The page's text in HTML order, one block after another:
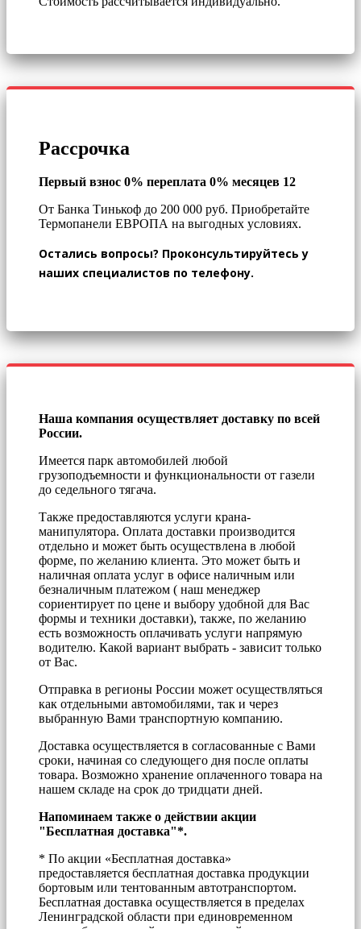
Рассрочка
Первый взнос 0% переплата 0% месяцев 12
От Банка Тинькоф до 200 000 руб. Приобретайте
Термопанели ЕВРОПА на выгодных условиях.
Остались вопросы? Проконсультируйтесь у
наших специалистов по телефону.
Наша компания осуществляет доставку по всей
России.
Имеется парк автомобилей любой
грузоподъемности и функциональности от газели
до седельного тягача.
Также предоставляются услуги крана-
манипулятора. Оплата доставки производится
отдельно и может быть осуществлена в любой
форме, по желанию клиента. Это может быть и
наличная оплата услуг в офисе наличным или
безналичным платежом ( наш менеджер
сориентирует по цене и выбору удобной для Вас
формы и техники доставки), также, по желанию
есть возможность оплачивать услуги напрямую
водителю. Какой вариант выбрать - зависит только
от Вас.
Отправка в регионы России может осуществляться
как отдельными автомобилями, так и через
выбранную Вами транспортную компанию.
Доставка осуществляется в согласованные с Вами
сроки, начиная со следующего дня после оплаты
товара. Возможно хранение оплаченного товара на
нашем складе на срок до тридцати дней.
Напоминаем также о действии акции
"Бесплатная доставка"*.
* По акции «Бесплатная доставка»
предоставляется бесплатная доставка продукции
бортовым или тентованным автотранспортом.
Бесплатная доставка осуществляется в пределах
Ленинградской области при единовременном